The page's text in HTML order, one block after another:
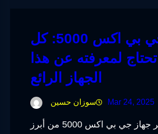
جهاز جي بي اكس 5000: كل
لمعرفته عن هذا
الجهاز الرائع
سوزان حسين Mar 24, 2025
يعتبر جهاز جي بي اكس 5000 من أبرز